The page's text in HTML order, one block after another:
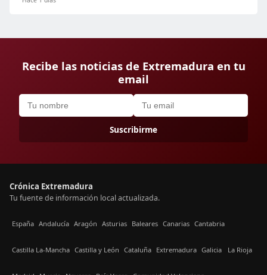
Recibe las noticias de Extremadura en tu
email
Suscribirme
Crónica Extremadura
Tu fuente de información local actualizada.
España Andalucía Aragón Asturias Baleares Canarias Cantabria
Castilla La-Mancha Castilla y León Cataluña Extremadura Galicia La Rioja